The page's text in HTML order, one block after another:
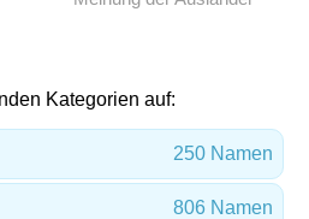
Kategorien auf:
250 Namen
806 Namen